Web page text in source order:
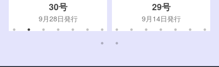
30号
9月28日発行
29号
9月14日発行